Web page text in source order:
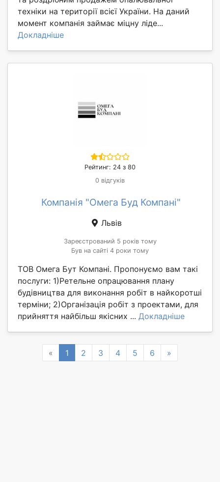
техніки на території всієї України. На даний
момент компанія займає міцну ліде...
Докладніше
Рейтинг: 24 з 80
0 відгуків
Компанія "Омега Буд Компані"
Львів
Зареєстрований 5 років тому
Був на сайті 4 роки тому
ТОВ Омега Бут Компані. Пропонуємо вам такі
послуги: 1)Ретельне опрацювання плану
будівництва для виконання робіт в найкоротші
терміни; 2)Організація робіт з проектами, для
прийняття найбільш якісних ... Докладніше
« Previous
1 2 3 4 5 6 »